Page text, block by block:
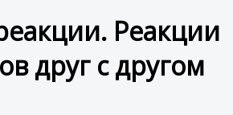
Реакции
друг с другом